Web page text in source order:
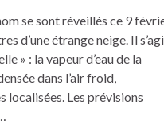
se sont réveillés ce 9
d’une étrange neige. Il
» : la vapeur d’eau de la
dans l’air froid,
localisées. Les prévisions